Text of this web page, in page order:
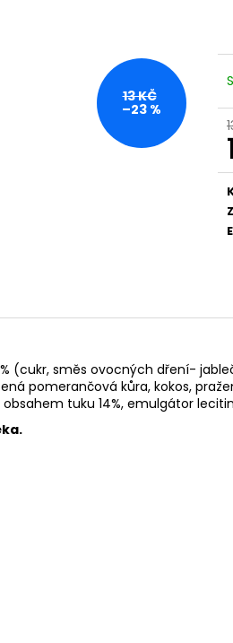
13 KČ
–23 %
(cukr, směs ovocných dření-
pomerančová kůra, kokos,
tuku 14%, emulgátor lecitin
LINDT LINDOR PRALINKY BÍLÁ